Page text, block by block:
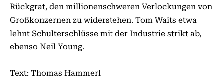
Rückgrat, den millionenschweren Verlockungen von
Großkonzernen zu widerstehen. Tom Waits etwa
lehnt Schulterschlüsse mit der Industrie strikt ab,
ebenso Neil Young.
Text: Thomas Hammerl